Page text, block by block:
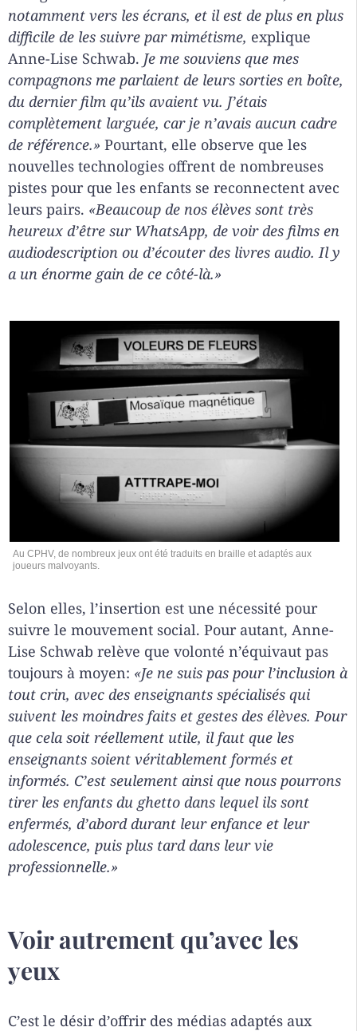
notamment vers les écrans, et il est de plus en plus
difficile de les suivre par mimétisme, explique
Anne-Lise Schwab. Je me souviens que mes
compagnons me parlaient de leurs sorties en boîte,
du dernier film qu’ils avaient vu. J’étais
complètement larguée, car je n’avais aucun cadre
de référence.» Pourtant, elle observe que les
nouvelles technologies offrent de nombreuses
pistes pour que les enfants se reconnectent avec
leurs pairs. «Beaucoup de nos élèves sont très
heureux d’être sur WhatsApp, de voir des films en
audiodescription ou d’écouter des livres audio. Il y
a un énorme gain de ce côté-là.»
Au CPHV, de nombreux jeux ont été traduits en braille et adaptés aux
joueurs malvoyants.
Selon elles, l’insertion est une nécessité pour
suivre le mouvement social. Pour autant, Anne-
Lise Schwab relève que volonté n’équivaut pas
toujours à moyen: «Je ne suis pas pour l’inclusion à
tout crin, avec des enseignants spécialisés qui
suivent les moindres faits et gestes des élèves. Pour
que cela soit réellement utile, il faut que les
enseignants soient véritablement formés et
informés. C’est seulement ainsi que nous pourrons
tirer les enfants du ghetto dans lequel ils sont
enfermés, d’abord durant leur enfance et leur
adolescence, puis plus tard dans leur vie
professionnelle.»
Voir autrement qu’avec les
yeux
C’est le désir d’offrir des médias adaptés aux